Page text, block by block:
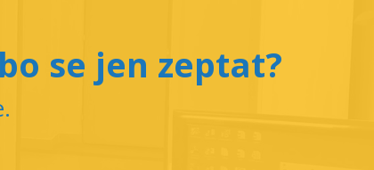
se jen zeptat?